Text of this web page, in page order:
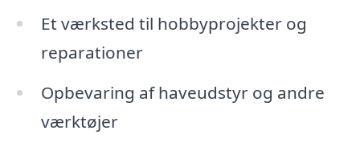
Et værksted til hobbyprojekter og
reparationer
Opbevaring af haveudstyr og andre
værktøjer